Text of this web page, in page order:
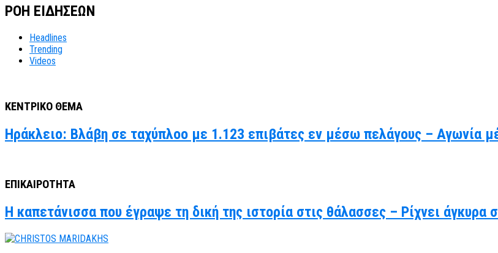
ΡΟΗ ΕΙΔΗΣΕΩΝ
Headlines
Trending
Videos
ΚΕΝΤΡΙΚΟ ΘΕΜΑ
Ηράκλειο: Βλάβη σε ταχύπλοο με 1.123 επιβάτες εν μέσω πελάγους – Αγωνία
ΕΠΙΚΑΙΡΟΤΗΤΑ
Η καπετάνισσα που έγραψε τη δική της ιστορία στις θάλασσες – Ρίχνει άγκυρα